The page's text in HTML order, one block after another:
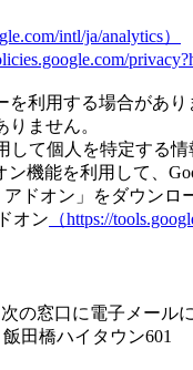
intl/ja/analytics）
利用する場合があ
ません。
して個人を特定する
ン機能を利用して、
アドオン」をダウン
オン （https://
の窓口に電子メール
田橋ハイタウン601